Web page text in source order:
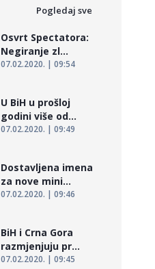
Pogledaj sve
Osvrt Spectatora:
Negiranje zl...
07.02.2020. | 09:54
U BiH u prošloj
godini više od...
07.02.2020. | 09:49
Dostavljena imena
za nove mini...
07.02.2020. | 09:46
BiH i Crna Gora
razmjenjuju pr...
07.02.2020. | 09:45